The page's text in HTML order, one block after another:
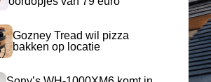
Gozney Tread wil pizza
bakken op locatie